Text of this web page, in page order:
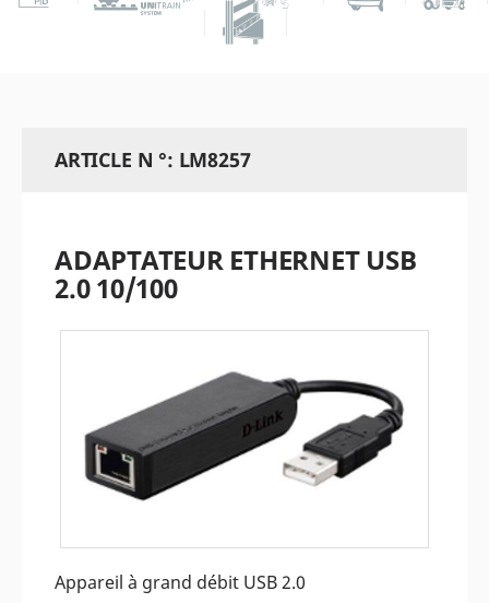
ARTICLE N °: LM8257
ADAPTATEUR ETHERNET USB
2.0 10/100
Appareil à grand débit USB 2.0